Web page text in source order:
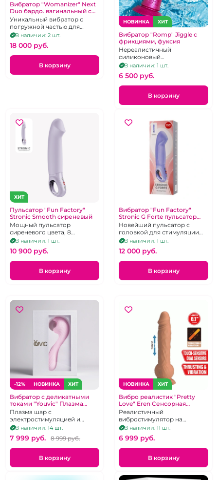
Вибратор "Womanizer" Next
Duo бардо. вагинальный с
клитор сосущим эффектом.
Не оригинальная упаковка
Уникальный вибратор с
погружной частью для
стимуляции зоны Джи и
вакуумно-волновой
клиторальной стимуляцией
В наличии: 2 шт.
18 000 pуб.
В корзину
НОВИНКА ХИТ
Вибратор "Romp" Jiggle с
фрикциями, фуксия
Нереалистичный
силиконовый
вибростимулятор с
поступательными
движениями и ребрышками,
на присоске
В наличии: 1 шт.
6 500 pуб.
В корзину
ХИТ
Пульсатор "Fun Factory"
Stronic Smooth сиреневый
Мощный пульсатор
сиреневого цвета, 8
режимов работы, можно
использовать без рук
В наличии: 1 шт.
10 900 pуб.
В корзину
Вибратор "Fun Factory"
Stronic G Forte пульсатор
сиреневый
Новейший пульсатор с
головкой для стимуляции
точки G.
В наличии: 1 шт.
12 000 pуб.
В корзину
-12% НОВИНКА ХИТ
Вибратор с деликатными
токами "Youvic" Плазма
Магия, Релакс и Секс
Плазма шар с
электростимуляцией и
подогревом для эрогенных
зон и массажа на
силиконовой вибро ручке
для внутренней стимуляции
В наличии: 14 шт.
7 999 pуб. 8 999 pуб.
В корзину
НОВИНКА ХИТ
Вибро реалистик "Pretty
Love" Eren Cенсорная
технология
Реалистичный
вибростимулятор на
присоске с 5 режимами
вибрации и сенсорным
управлением
поступательных движений
В наличии: 11 шт.
6 999 pуб.
В корзину